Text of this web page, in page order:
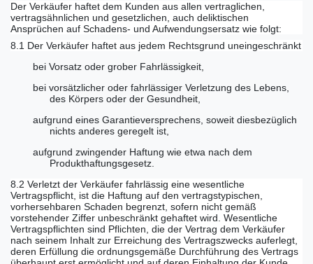
Der Verkäufer haftet dem Kunden aus allen vertraglichen,
vertragsähnlichen und gesetzlichen, auch deliktischen
Ansprüchen auf Schadens- und Aufwendungsersatz wie folgt:
8.1 Der Verkäufer haftet aus jedem Rechtsgrund uneingeschränkt
bei Vorsatz oder grober Fahrlässigkeit,
bei vorsätzlicher oder fahrlässiger Verletzung des Lebens,
des Körpers oder der Gesundheit,
aufgrund eines Garantieversprechens, soweit diesbezüglich
nichts anderes geregelt ist,
aufgrund zwingender Haftung wie etwa nach dem
Produkthaftungsgesetz.
8.2 Verletzt der Verkäufer fahrlässig eine wesentliche
Vertragspflicht, ist die Haftung auf den vertragstypischen,
vorhersehbaren Schaden begrenzt, sofern nicht gemäß
vorstehender Ziffer unbeschränkt gehaftet wird. Wesentliche
Vertragspflichten sind Pflichten, die der Vertrag dem Verkäufer
nach seinem Inhalt zur Erreichung des Vertragszwecks auferlegt,
deren Erfüllung die ordnungsgemäße Durchführung des Vertrags